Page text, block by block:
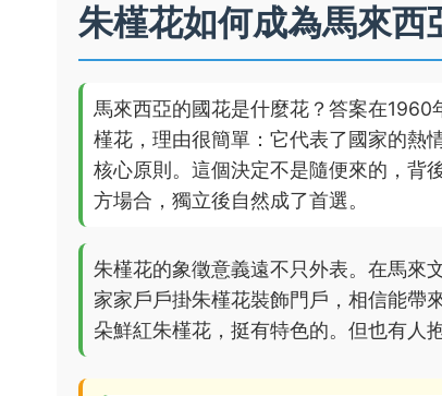
朱槿花如何成為馬來西
馬來西亞的國花是什麼花？答案在
槿花，理由很簡單：它代表了國家的熱
核心原則。這個決定不是隨便來的，背
方場合，獨立後自然成了首選。
朱槿花的象徵意義遠不只外表。在馬來
家家戶戶掛朱槿花裝飾門戶，相信能帶
朵鮮紅朱槿花，挺有特色的。但也有人